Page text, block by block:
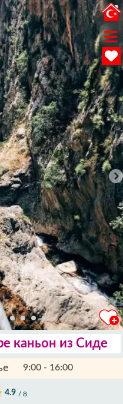
каньон из Сиде
9:00 - 16:00
4.9 / 8